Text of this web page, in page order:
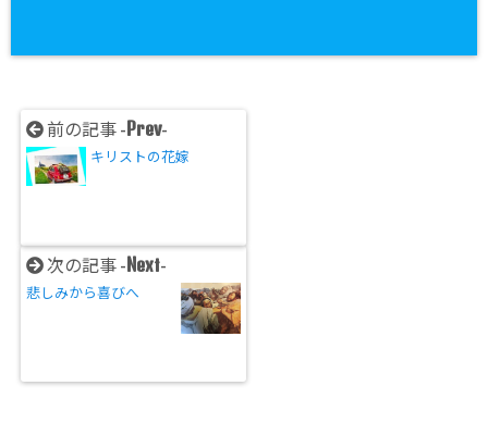
前の記事 -Prev-
キリストの花嫁
次の記事 -Next-
悲しみから喜びへ